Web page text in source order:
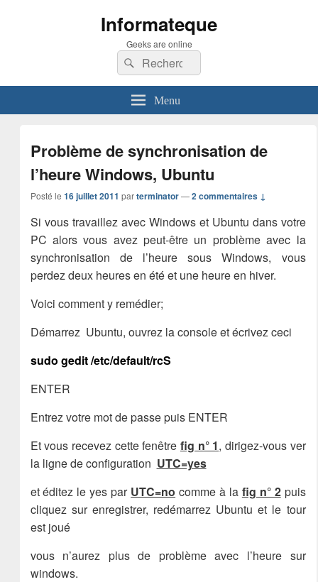
Informateque
Geeks are online
Recherche :
Rechercher
Menu
Problème de synchronisation de
l’heure Windows, Ubuntu
Posté le 16 juillet 2011 parterminator —2 commentaires ↓
Si vous travaillez avec Windows et Ubuntu dans votre
PC alors vous avez peut-être un problème avec la
synchronisation de l’heure sous Windows, vous
perdez deux heures en été et une heure en hiver.
Voici comment y remédier;
Démarrez Ubuntu, ouvrez la console et écrivez ceci
sudo gedit /etc/default/rcS
ENTER
Entrez votre mot de passe puis ENTER
Et vous recevez cette fenêtre fig n° 1, dirigez-vous ver
la ligne de configuration UTC=yes
et éditez le yes par UTC=no comme à la fig n° 2puis
cliquez sur enregistrer, redémarrez Ubuntu et le tour
est joué
vous n’aurez plus de problème avec l’heure sur
windows.